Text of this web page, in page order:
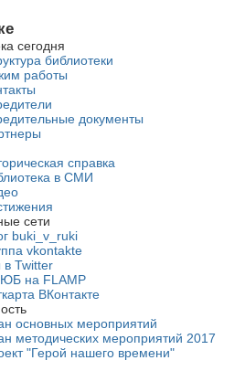
сегодня
библиотеки
работы
документы
справка
в СМИ
сети
buki_v_ruki
vkontakte
Twitter
на FLAMP
ВКонтакте
основных мероприятий
методических мероприятий 2017
"Герой нашего времени"